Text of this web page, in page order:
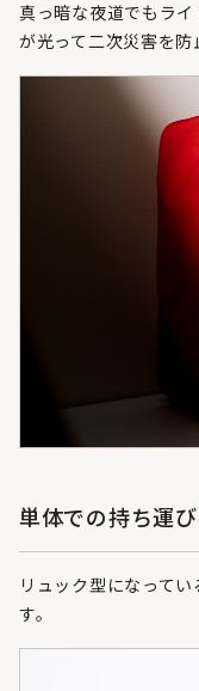
真っ暗な夜道でもラ
が光って二次災害を防
単体での持ち運
リュック型になって
す。